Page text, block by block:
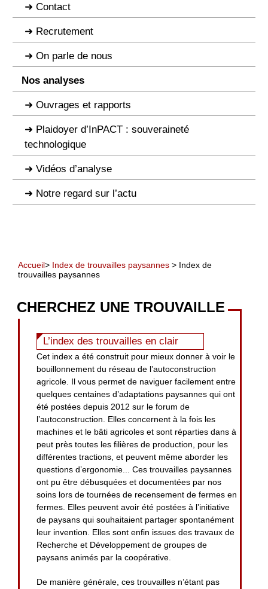
Contact
Recrutement
On parle de nous
Nos analyses
Ouvrages et rapports
Plaidoyer d’InPACT : souveraineté
technologique
Vidéos d’analyse
Notre regard sur l’actu
Accueil> Index de trouvailles paysannes > Index de
trouvailles paysannes
CHERCHEZ UNE TROUVAILLE
L’index des trouvailles en clair
Cet index a été construit pour mieux donner à voir le
bouillonnement du réseau de l’autoconstruction
agricole. Il vous permet de naviguer facilement entre
quelques centaines d’adaptations paysannes qui ont
été postées depuis 2012 sur le forum de
l’autoconstruction. Elles concernent à la fois les
machines et le bâti agricoles et sont réparties dans à
peut près toutes les filières de production, pour les
différentes tractions, et peuvent même aborder les
questions d’ergonomie... Ces trouvailles paysannes
ont pu être débusquées et documentées par nos
soins lors de tournées de recensement de fermes en
fermes. Elles peuvent avoir été postées à l’initiative
de paysans qui souhaitaient partager spontanément
leur invention. Elles sont enfin issues des travaux de
Recherche et Développement de groupes de
paysans animés par la coopérative.
De manière générale, ces trouvailles n’étant pas